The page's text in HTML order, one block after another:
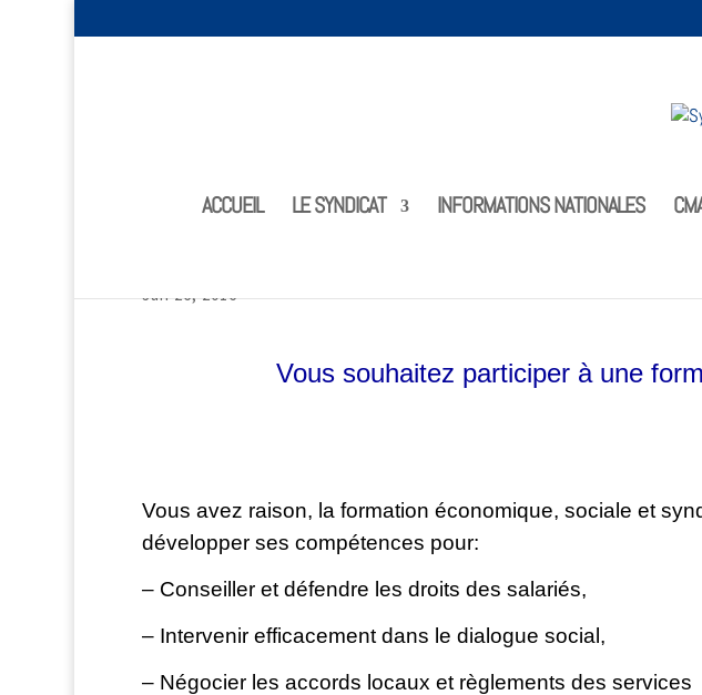
ACCUEIL LE SYNDICAT INFORMATIONS NATIONALES
Jan 26, 2016
Vous souhaitez participer à une
Vous avez raison, la formation économique, sociale et
développer ses compétences pour:
– Conseiller et défendre les droits des salariés,
– Intervenir efficacement dans le dialogue social,
– Négocier les accords locaux et règlements des services